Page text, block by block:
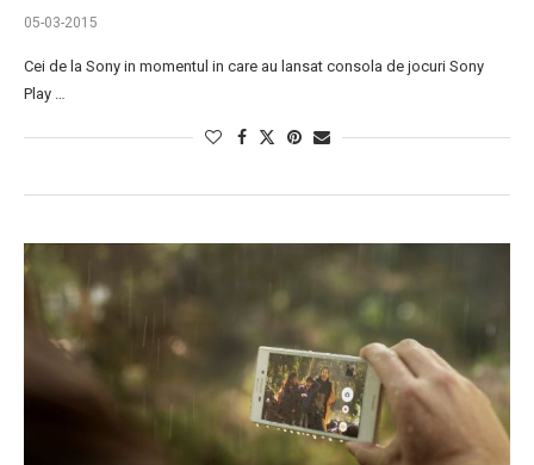
05-03-2015
Cei de la Sony in momentul in care au lansat consola de jocuri Sony
Play …